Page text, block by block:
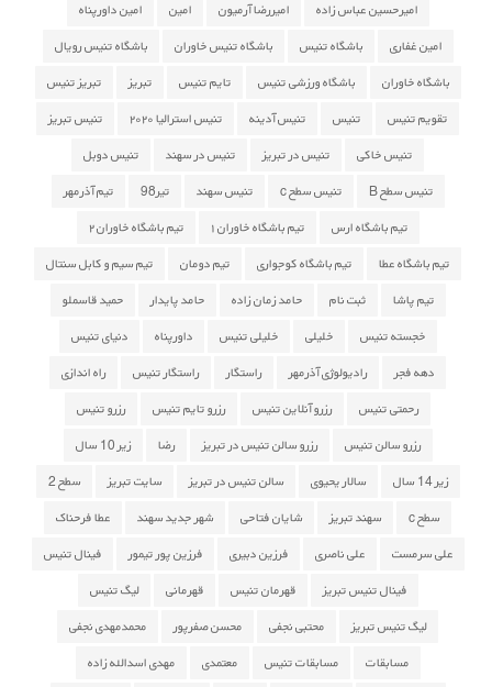
امیرحسین عباس زاده امیررضا آرمیون امین امین داورپناه
امین غفاری باشگاه تنیس باشگاه تنیس خاوران باشگاه تنیس رویال
باشگاه خاوران باشگاه ورزشی تنیس تایم تنیس تبریز تبریز تنیس
تقویم تنیس تنیس تنیس آدینه تنیس استرالیا ۲۰۲۰ تنیس تبریز
تنیس خاکی تنیس در تبریز تنیس در سهند تنیس دوبل
تنیس سطح B تنیس سطح c تنیس سهند تیر98 تیم آذرمهر
تیم باشگاه ارس تیم باشگاه خاوران ۱ تیم باشگاه خاوران ۲
تیم باشگاه عطا تیم باشگاه کوجواری تیم دومان تیم سیم و کابل سنتال
تیم پاشا ثبت نام حامد زمان زاده حامد پایدار حمید قاسملو
خجسته تنیس خلیلی خلیلی تنیس داورپناه دنیای تنیس
دهه فجر رادیولوژی آذرمهر راستگار راستگار تنیس راه اندازی
رحمتی تنیس رزرو آنلاین تنیس رزرو تایم تنیس رزرو تنیس
رزرو سالن تنیس رزرو سالن تنیس در تبریز رضا زیر 10 سال
زیر 14 سال سالار یحیوی سالن تنیس در تبریز سایت تبریز سطح 2
سطح c سهند تبریز شایان فتاحی شهر جدید سهند عطا فرحناک
علی سرمست علی ناصری فرزین دبیری فرزین پور تیمور فینال تنیس
فینال تنیس تبریز قهرمان تنیس قهرمانی لیگ تنیس
لیگ تنیس تبریز محتبی نجفی محسن صفرپور محمدمهدی نجفی
مسابقات مسابقات تنیس معتمدی مهدی اسدالله زاده